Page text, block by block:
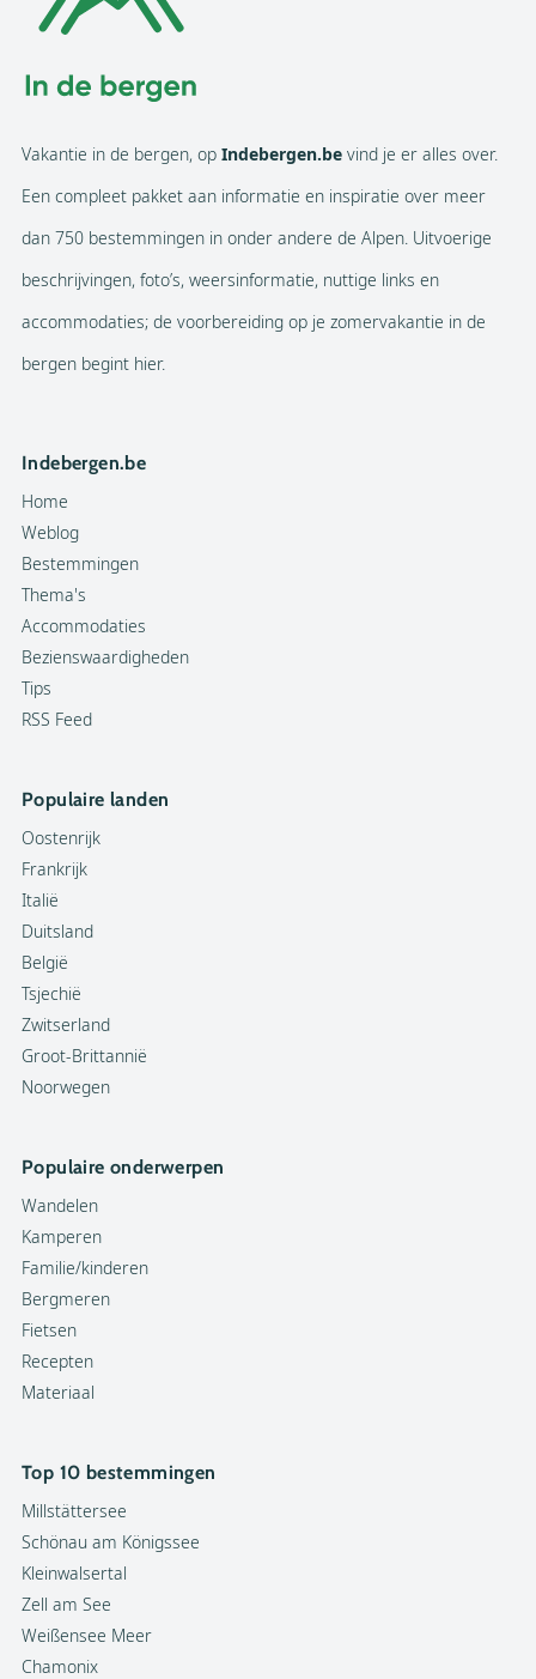
Vakantie in de bergen, op Indebergen.be vind je er alles over.
Een compleet pakket aan informatie en inspiratie over meer
dan 750 bestemmingen in onder andere de Alpen. Uitvoerige
beschrijvingen, foto’s, weersinformatie, nuttige links en
accommodaties; de voorbereiding op je zomervakantie in de
bergen begint hier.
Indebergen.be
Home
Weblog
Bestemmingen
Thema's
Accommodaties
Bezienswaardigheden
Tips
RSS Feed
Populaire landen
Oostenrijk
Frankrijk
Italië
Duitsland
België
Tsjechië
Zwitserland
Groot-Brittannië
Noorwegen
Populaire onderwerpen
Wandelen
Kamperen
Familie/kinderen
Bergmeren
Fietsen
Recepten
Materiaal
Top 10 bestemmingen
Millstättersee
Schönau am Königssee
Kleinwalsertal
Zell am See
Weißensee Meer
Chamonix